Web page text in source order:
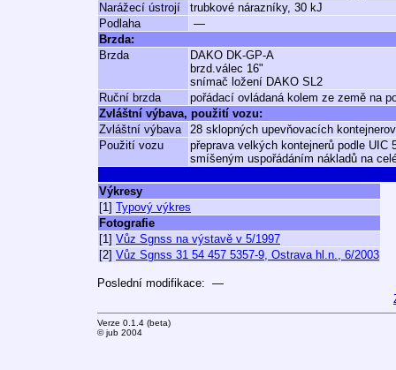
Narážecí ústrojí
trubkové nárazníky, 30 kJ
Podlaha
—
Brzda:
Brzda
DAKO DK-GP-A
brzd.válec 16"
snímač ložení DAKO SL2
Ruční brzda
pořádací ovládaná kolem ze země na
Zvláštní výbava, použití vozu:
Zvláštní výbava
28 sklopných upevňovacích
Použití vozu
přeprava velkých kontejnerů podle UIC
smíšeným uspořádáním nákladů na
Výkresy
[1] Typový výkres
Fotografie
[1] Vůz Sgnss na výstavě v 5/1997
[2] Vůz Sgnss 31 54 457 5357-9, Ostrava hl.n., 6/2003
Poslední modifikace: —
Verze 0.1.4 (beta)
© jub 2004